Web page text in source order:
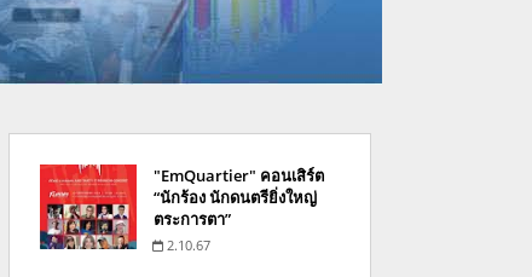
"EmQuartier" คอนเสิร์ต
“นักร้อง นักดนตรียิ่งใหญ่
ตระการตา”
2.10.67